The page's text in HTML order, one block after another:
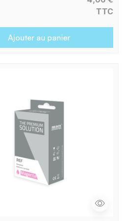
TTC
Ajouter au panier